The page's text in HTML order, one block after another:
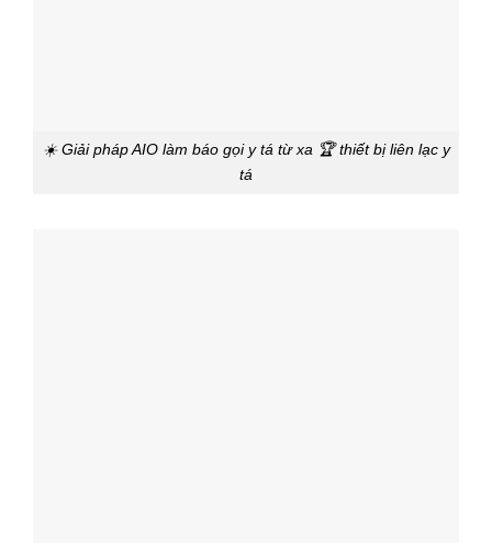
☀️ Giải pháp AIO làm báo gọi y tá từ xa 🏆 thiết bị liên lạc y
tá